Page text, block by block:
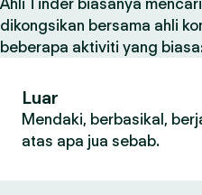
Ahli Tinder biasanya
dikongsikan bersama ahli
beberapa aktiviti yang
Luar
Mendaki, berbasikal,
atas apa jua sebab.